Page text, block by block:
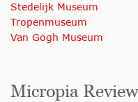
Stedelijk Museum
Tropenmuseum
Van Gogh Museum
Micropia